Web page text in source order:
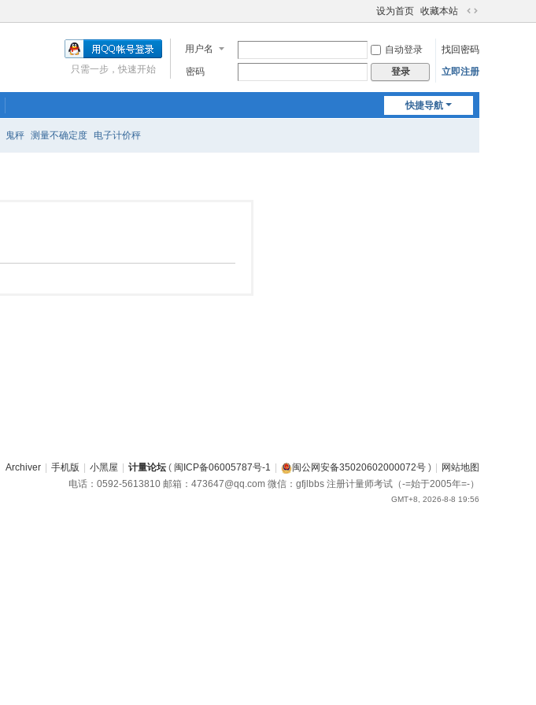
设为首页 收藏本站
切
到
宽
用户名 自动登录
找回密码
密码
登录 立即注册
只需一步，快速开始
快捷导航
鬼秤 测量不确定度 电子计价秤
Archiver 手机版 小黑屋 计量论坛 ( 闽ICP备06005787号-1 闽公网安备35020602000072号 )
网站地图
电话：0592-5613810 邮箱：473647@qq.com 微信：gfjlbbs 注册计量师考试（-=始于2005年=-）
GMT+8, 2026-8-8 19:56